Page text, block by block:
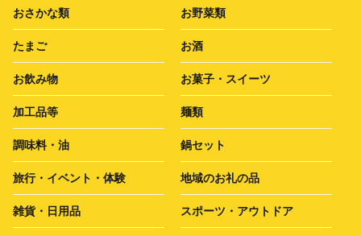
おさかな類 お野菜類
たまご お酒
お飲み物 お菓子・スイーツ
加工品等 麺類
調味料・油 鍋セット
旅行・イベント・体験 地域のお礼の品
雑貨・日用品 スポーツ・アウトドア